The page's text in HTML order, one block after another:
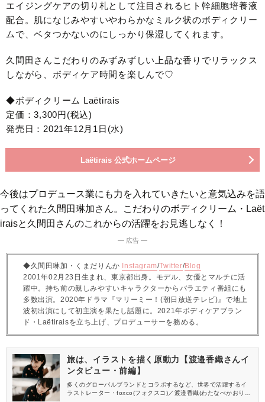
エイジングケアの切り札として注目されるヒト幹細胞培養液
配合。肌になじみやすいやわらかなミルク状のボディクリー
ムで、ベタつかないのにしっかり保湿してくれます。
久間田さんこだわりのみずみずしい上品な香りでリラックス
しながら、ボディケア時間を楽しんで♡
◆ボディクリーム Laëtirais
定価：3,300円(税込)
発売日：2021年12月1日(水)
Laëtirais 公式ホームページ
今後はプロデュース業にも力を入れていきたいと意気込みを語
ってくれた久間田琳加さん。こだわりのボディクリーム・Laët
iraisと久間田さんのこれからの活躍をお見逃しなく！
― 広告 ―
◆久間田琳加・くまだりんか Instagram/Twitter/Blog
2001年02月23日生まれ、東京都出身。モデル、女優とマルチに活
躍中。持ち前の親しみやすいキャラクターからバラエティ番組にも
多数出演。2020年ドラマ『マリーミー！(朝日放送テレビ)』で地上
波初出演にして初主演を果たし話題に。2021年ボディケアブラン
ド・Laëtiraisを立ち上げ、プロデューサーを務める。
旅は、イラストを描く原動力【渡邉香織さんイ
ンタビュー・前編】
多くのグローバルブランドとコラボするなど、世界で活躍するイ
ラストレーター・foxco(フォクスコ)／渡邉香織(わたなべかおり)